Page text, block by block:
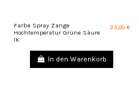
Farbe Spray Zange
Hochtemperatur Grüne Säure
1K
23,00 €
In den Warenkorb